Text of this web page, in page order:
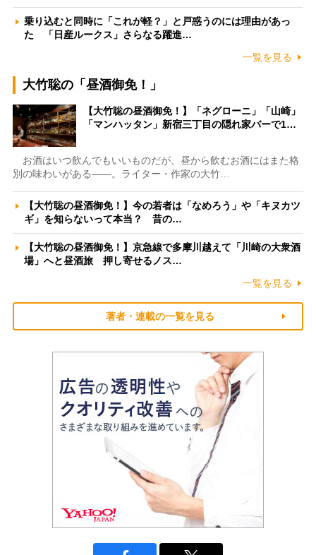
乗り込むと同時に「これが軽？」と戸惑うのには理由があっ
た 「日産ルークス」さらなる躍進…
一覧を見る
大竹聡の「昼酒御免！」
【大竹聡の昼酒御免！】「ネグローニ」「山崎」
「マンハッタン」新宿三丁目の隠れ家バーで1…
お酒はいつ飲んでもいいものだが、昼から飲むお酒にはまた格
別の味わいがある――。ライター・作家の大竹…
【大竹聡の昼酒御免！】今の若者は「なめろう」や「キヌカツ
ギ」を知らないって本当？ 昔の…
【大竹聡の昼酒御免！】京急線で多摩川越えて「川崎の大衆酒
場」へと昼酒旅 押し寄せるノス…
一覧を見る
著者・連載の一覧を見る